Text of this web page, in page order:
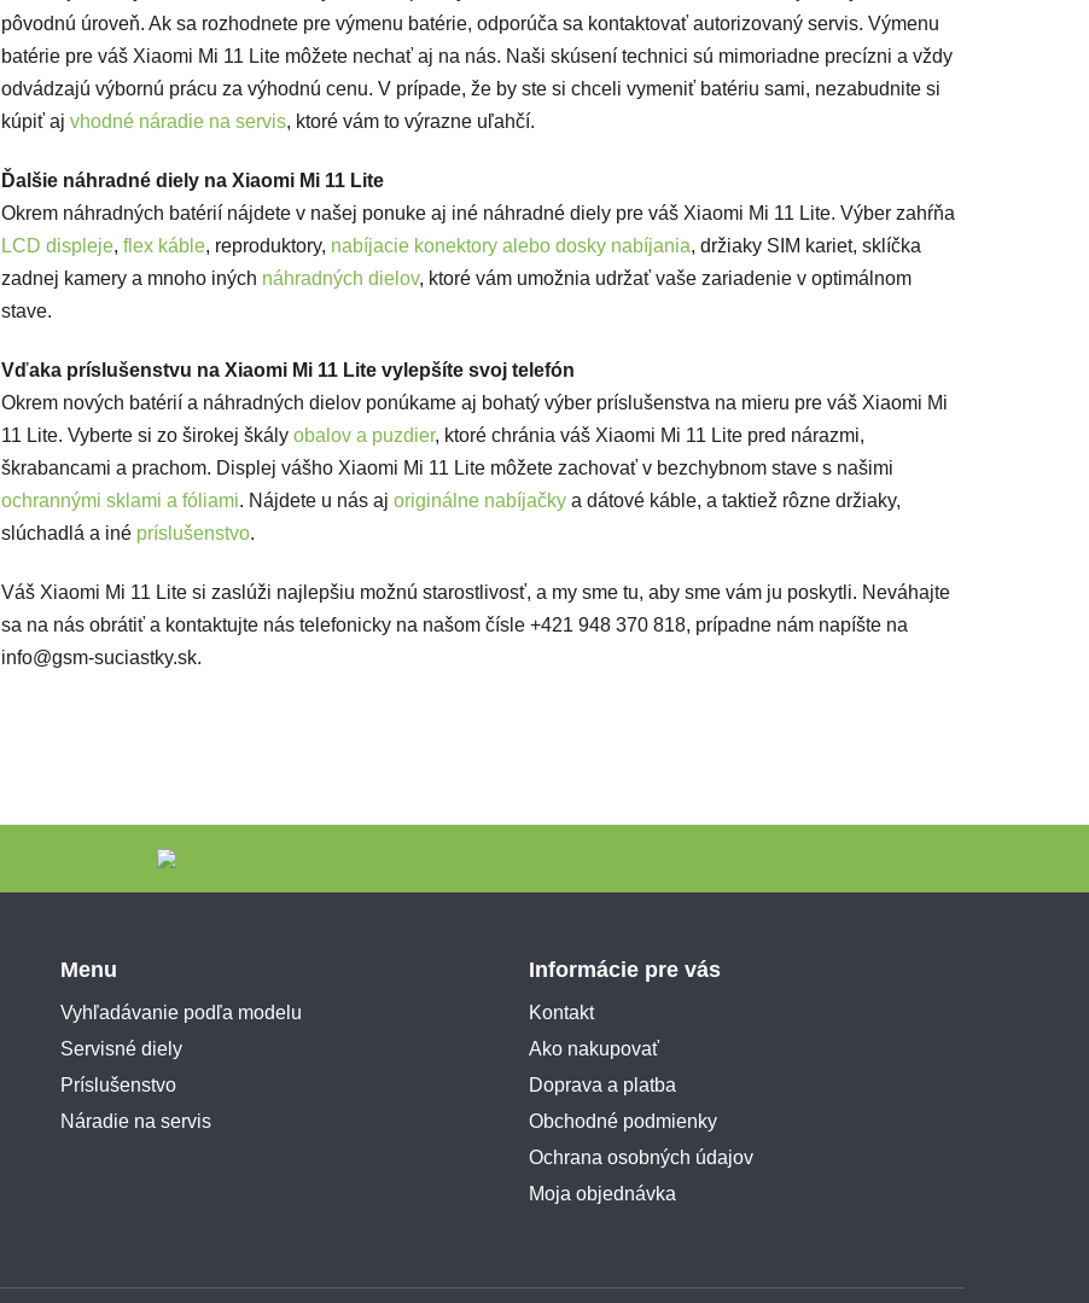
pôvodnú úroveň. Ak sa rozhodnete pre výmenu batérie, odporúča sa kontaktovať autorizovaný servis. Výmenu
batérie pre váš Xiaomi Mi 11 Lite môžete nechať aj na nás. Naši skúsení technici sú mimoriadne precízni a vždy
odvádzajú výbornú prácu za výhodnú cenu. V prípade, že by ste si chceli vymeniť batériu sami, nezabudnite si
kúpiť aj vhodné náradie na servis, ktoré vám to výrazne uľahčí.
Ďalšie náhradné diely na Xiaomi Mi 11 Lite
Okrem náhradných batérií nájdete v našej ponuke aj iné náhradné diely pre váš Xiaomi Mi 11 Lite. Výber zahŕňa
LCD displeje, flex káble, reproduktory, nabíjacie konektory alebo dosky nabíjania, držiaky SIM kariet, sklíčka
zadnej kamery a mnoho iných náhradných dielov, ktoré vám umožnia udržať vaše zariadenie v optimálnom
stave.
Vďaka príslušenstvu na Xiaomi Mi 11 Lite vylepšíte svoj telefón
Okrem nových batérií a náhradných dielov ponúkame aj bohatý výber príslušenstva na mieru pre váš Xiaomi Mi
11 Lite. Vyberte si zo širokej škály obalov a puzdier, ktoré chránia váš Xiaomi Mi 11 Lite pred nárazmi,
škrabancami a prachom. Displej vášho Xiaomi Mi 11 Lite môžete zachovať v bezchybnom stave s našimi
ochrannými sklami a fóliami. Nájdete u nás aj originálne nabíjačky a dátové káble, a taktiež rôzne držiaky,
slúchadlá a iné príslušenstvo.
Váš Xiaomi Mi 11 Lite si zaslúži najlepšiu možnú starostlivosť, a my sme tu, aby sme vám ju poskytli. Neváhajte
sa na nás obrátiť a kontaktujte nás telefonicky na našom čísle +421 948 370 818, prípadne nám napíšte na
info@gsm-suciastky.sk.
Menu
Vyhľadávanie podľa modelu
Servisné diely
Príslušenstvo
Náradie na servis
Informácie pre vás
Kontakt
Ako nakupovať
Doprava a platba
Obchodné podmienky
Ochrana osobných údajov
Moja objednávka